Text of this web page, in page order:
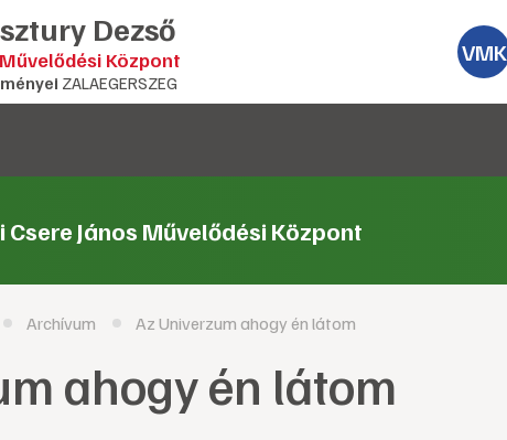
Dezső
Központ
ZALAEGERSZEG
VMK
Csere János Művelődési Központ
Archívum Az Univerzum ahogy én látom
ahogy én látom